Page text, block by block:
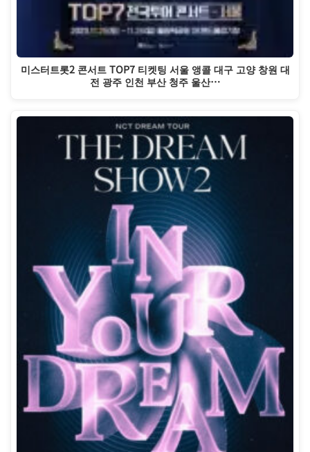
미스터트롯2 콘서트 TOP7 티켓팅 서울 앵콜 대구 고양 창원 대
전 광주 인천 부산 청주 울산…